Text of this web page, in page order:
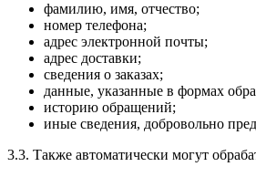
фамилию, имя, отчество;
номер телефона;
адрес электронной почты;
адрес доставки;
сведения о заказах;
данные, указанные в формах
историю обращений;
иные сведения, добровольно
3.3. Также автоматически могут